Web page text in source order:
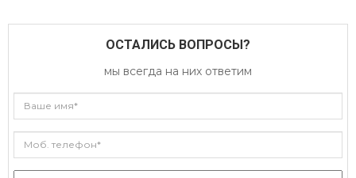
ОСТАЛИСЬ ВОПРОСЫ?
мы всегда на них ответим